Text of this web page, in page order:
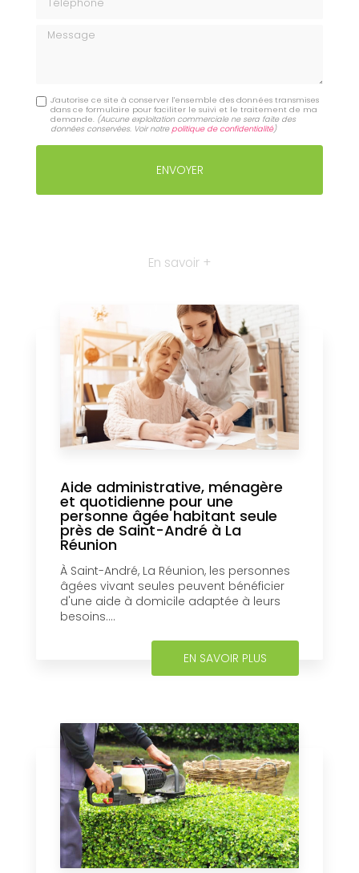
Message
J'autorise ce site à conserver l'ensemble des données transmises
dans ce formulaire pour faciliter le suivi et le traitement de ma
demande. (Aucune exploitation commerciale ne sera faite des
données conservées. Voir notrepolitique de confidentialité)
En savoir +
Aide administrative, ménagère
et quotidienne pour une
personne âgée habitant seule
près de Saint-André à La
Réunion
À Saint-André, La Réunion, les personnes
âgées vivant seules peuvent bénéficier
d'une aide à domicile adaptée à leurs
besoins....
EN SAVOIR PLUS